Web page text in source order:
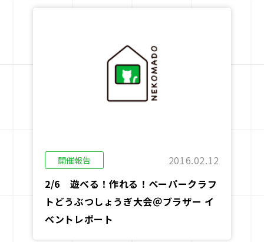
開催報告
2016.02.12
2/6 遊べる！作れる！ペーパークラフ
トどうぶつしょうぎ大会＠ブラザー イ
ベントレポート